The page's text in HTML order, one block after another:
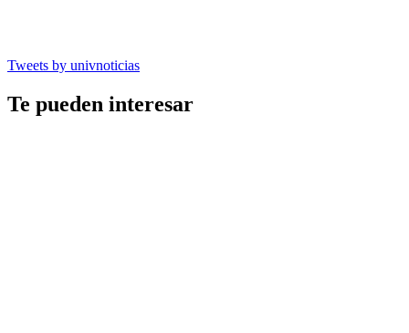
Tweets by univnoticias
Te pueden interesar